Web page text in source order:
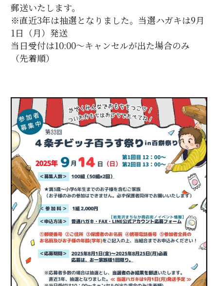
郵送いたします。
※直近3年は抽選となりました。当選ハガキは9月
1日（月）発送
当日受付は10:00〜キャンセルが出た場合のみ
（先着順）